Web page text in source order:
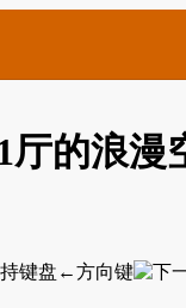
厅的浪漫